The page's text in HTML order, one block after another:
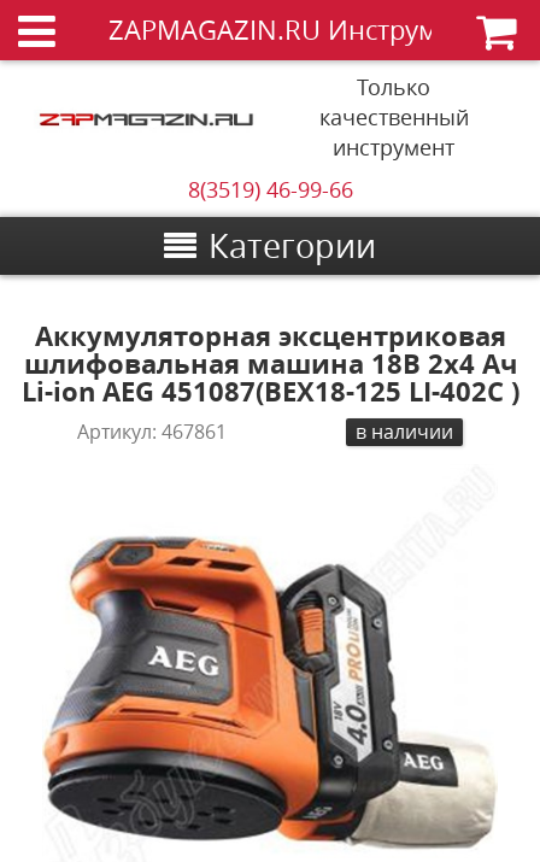
ZAPMAGAZIN.RU Инструменты
Только
качественный
инструмент
8(3519) 46-99-66
Категории
Аккумуляторная эксцентриковая
шлифовальная машина 18В 2х4 Ач
Li-ion AEG 451087(BEX18-125 LI-402C )
Артикул:467861 в наличии